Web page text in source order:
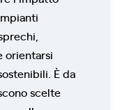
orientarsi
È da
scelte